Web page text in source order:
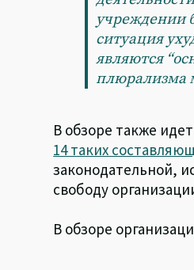
учреждении
ситуация
являются
плюрализма
В обзоре также
14 таких
законодательной,
свободу
В обзоре